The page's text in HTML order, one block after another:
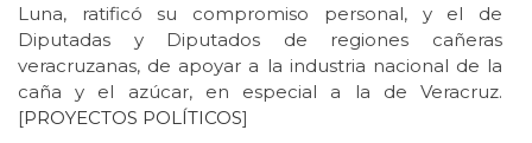
Luna, ratificó su compromiso personal, y el de
Diputadas y Diputados de regiones cañeras
veracruzanas, de apoyar a la industria nacional de la
caña y el azúcar, en especial a la de Veracruz.
[PROYECTOS POLÍTICOS]